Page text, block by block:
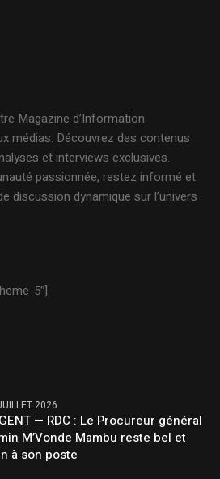
Magazine d’Information
médias. Découvrez des contenus
et interviews exclusives.
passionnée, restez informé et
discussion dynamique sur l’univers
5″]
2026
— RDC : Le Procureur général
M’Vonde Mambu reste bel et
à son poste